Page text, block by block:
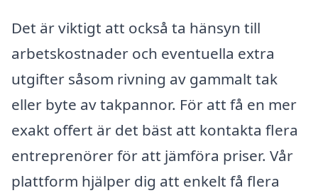
Det är viktigt att också ta hänsyn till
arbetskostnader och eventuella extra
utgifter såsom rivning av gammalt tak
eller byte av takpannor. För att få en mer
exakt offert är det bäst att kontakta flera
entreprenörer för att jämföra priser. Vår
plattform hjälper dig att enkelt få flera